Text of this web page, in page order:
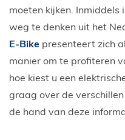
moeten kijken. Inmiddels
weg te denken uit het
E-Bike presenteert zich
manier om te profiteren
hoe kiest u een
graag over de verschillen
de hand van deze